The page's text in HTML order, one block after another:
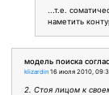
...т.е.
наметить
модель поиска
klizardin 16 июля 2010,
2. Стоя лицом к